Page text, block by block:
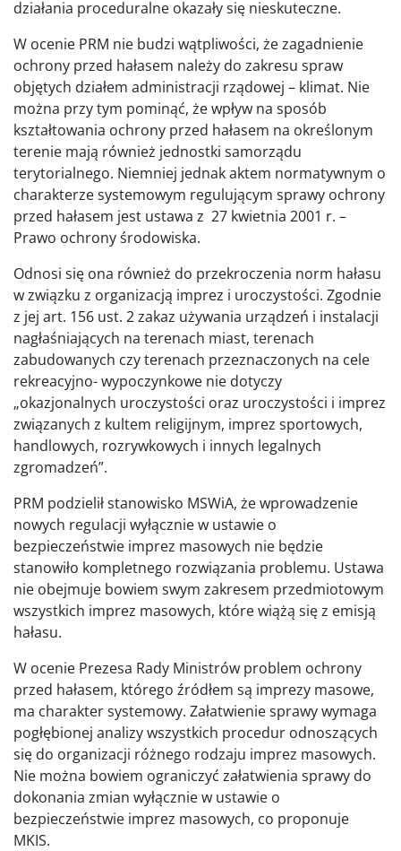
działania proceduralne okazały się nieskuteczne.
W ocenie PRM nie budzi wątpliwości, że zagadnienie
ochrony przed hałasem należy do zakresu spraw
objętych działem administracji rządowej – klimat. Nie
można przy tym pominąć, że wpływ na sposób
kształtowania ochrony przed hałasem na określonym
terenie mają również jednostki samorządu
terytorialnego. Niemniej jednak aktem normatywnym o
charakterze systemowym regulującym sprawy ochrony
przed hałasem jest ustawa z 27 kwietnia 2001 r. –
Prawo ochrony środowiska.
Odnosi się ona również do przekroczenia norm hałasu
w związku z organizacją imprez i uroczystości. Zgodnie
z jej art. 156 ust. 2 zakaz używania urządzeń i instalacji
nagłaśniających na terenach miast, terenach
zabudowanych czy terenach przeznaczonych na cele
rekreacyjno- wypoczynkowe nie dotyczy
„okazjonalnych uroczystości oraz uroczystości i imprez
związanych z kultem religijnym, imprez sportowych,
handlowych, rozrywkowych i innych legalnych
zgromadzeń”.
PRM podzielił stanowisko MSWiA, że wprowadzenie
nowych regulacji wyłącznie w ustawie o
bezpieczeństwie imprez masowych nie będzie
stanowiło kompletnego rozwiązania problemu. Ustawa
nie obejmuje bowiem swym zakresem przedmiotowym
wszystkich imprez masowych, które wiążą się z emisją
hałasu.
W ocenie Prezesa Rady Ministrów problem ochrony
przed hałasem, którego źródłem są imprezy masowe,
ma charakter systemowy. Załatwienie sprawy wymaga
pogłębionej analizy wszystkich procedur odnoszących
się do organizacji różnego rodzaju imprez masowych.
Nie można bowiem ograniczyć załatwienia sprawy do
dokonania zmian wyłącznie w ustawie o
bezpieczeństwie imprez masowych, co proponuje
MKIS.